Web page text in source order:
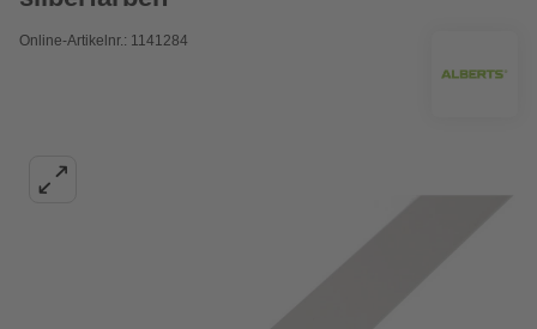
Online-Artikelnr.: 1141284